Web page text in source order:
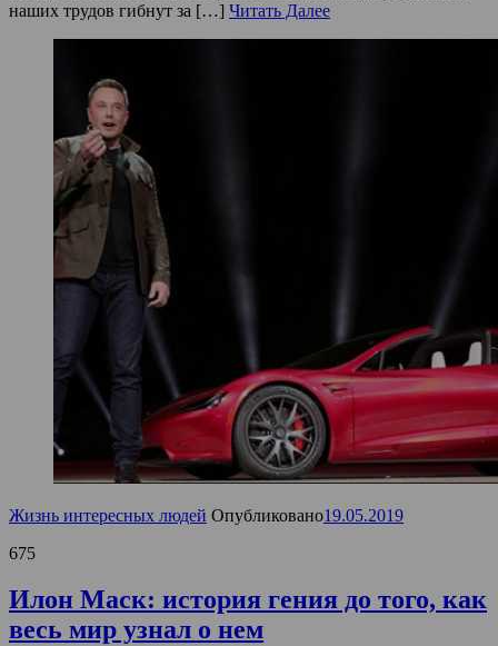
наших трудов гибнут за […] Читать Далее
Жизнь интересных людей Опубликовано19.05.2019
675
Илон Маск: история гения до того, как
весь мир узнал о нем